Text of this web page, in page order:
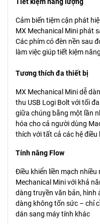
Cảm biến tiệm cận phát
MX Mechanical Mini phát
Các phím có đèn nền sau
làm việc giúp tiết kiệm
Tương thích đa thiết bị
MX Mechanical Mini dễ
thu USB Logi Bolt với tối
giữa chúng bằng một lần
hóa cho cả người dùng
thích với tất cả các hệ điều
Tính năng Flow
Điều khiển liền mạch
Mechanical Mini với khả
dàng truyền văn bản, hình
dàng không tốn sức – chỉ
dán sang máy tính khác